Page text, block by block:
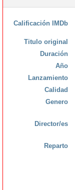
Calificación IMDb
Titulo original
Duración
Año
Lanzamiento
Calidad
Genero
Director/es
Reparto